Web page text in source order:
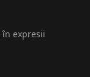
în expresii